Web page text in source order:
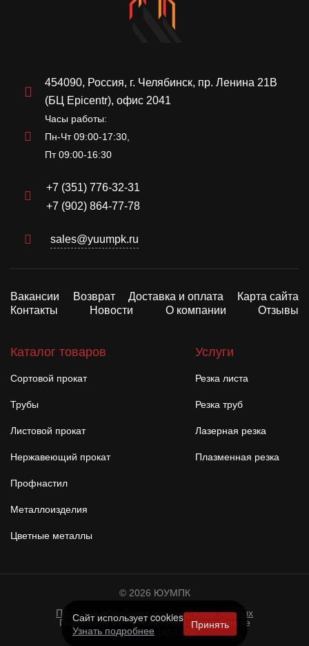
454090, Россия, г. Челябинск, пр. Ленина 21В
(БЦ Epicentr), офис 2041
Часы работы:
Пн-Чт 09:00-17:30,
Пт 09:00-16:30
+7 (351) 776-32-31
+7 (902) 864-77-78
sales@yuumpk.ru
Вакансии Возврат Доставка и оплата
Карта сайта
Контакты
Новости О компании Отзывы
Каталог товаров
Сортовой прокат
Трубы
Листовой прокат
Нержавеющий прокат
Профнастил
Металлоизделия
Цветные металлы
Услуги
Резка листа
Резка труб
Лазерная резка
Плазменная резка
© 2026 ЮУМПК
Политика обработки персональных данных
Поставщик металлопроката в Челябинске
ИНН: 7451452370
Сайт использует cookies
Узнать подробнее
Принять